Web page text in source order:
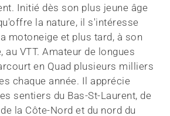
Initié dès son plus jeune âge
la nature, il s'intéresse
motoneige et plus tard, à son
au VTT. Amateur de longues
en Quad plusieurs milliers
chaque année. Il apprécie
sentiers du Bas-St-Laurent, de
la Côte-Nord et du nord du